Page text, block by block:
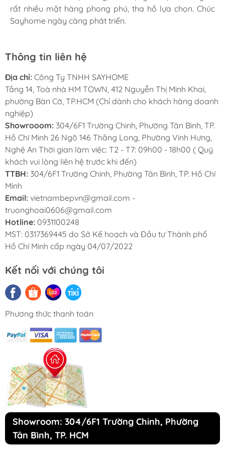
Khối lượng sấy khô 9 Kg
Công nghệ sấy cưỡng bức trực tiếp hiện đại -
Lồng sấy inox, thân sơn tĩnh điện màu đen
Chức năng diệt khuẩn an toàn UVC_TD
Motor Pump và máy nén Compressor motor
kiểu PSC hoạt động đảo chiều, không sử
dụng chổi than EcoSilence Drive giúp máy
sấy hoạt động với đồ ồn thấp và bền bỉ - tiết
kiệm năng lượng
Hệ thống cảm biến sấy an toàn Sensor Drying
Đảo chiều lồng quay lúc sấy giúp sấy đồ khô
nhanh hơn, hiệu quả hơn (Two Way
Tumbling)
Điều khiển điện tử (Control system
Electronic)
Hệ thống phát hiện lỗi khi sử dụng (Failure
Detection System)
Khóa trẻ em an toàn (Child lock)
indicator)
Chức năng hẹn giờ lên đến 1-23h (Delay time
adjustment via button)
Điều chỉnh cường độ sấy (Drying level
adjustment via button)
Điều chỉnh chương trình sấy (Drying Target)
Điều chỉnh tốc độ sấy (Spin Speed Selection)
Màn hình hiện thị led màu sáng trắng
rất nhiều mặt hàng phong phú, tha hồ lựa chọn. Chúc
Sayhome ngày càng phát triển.
Thông tin liên hệ
Địa chỉ: Công Ty TNHH SAYHOME
Tầng 14, Toà nhà HM TOWN, 412 Nguyễn Thị Minh Khai,
phường Bàn Cờ, TP.HCM (Chỉ dành cho khách hàng doanh
nghiệp)
Showrooom: 304/6F1 Trường Chinh, Phường Tân Bình, TP.
Hồ Chí Minh 26 Ngõ 146 Thăng Long, Phường Vinh Hưng,
Nghệ An Thời gian làm việc: T2 - T7: 09h00 - 18h00 ( Quý
khách vui lòng liên hệ trước khi đến)
TTBH: 304/6F1 Trường Chinh, Phường Tân Bình, TP. Hồ Chí
Minh
Email: vietnambepvn@gmail.com -
truonghoai0606@gmail.com
Hotline: 0931100248
MST: 0317369445 do Sở Kế hoạch và Đầu tư Thành phố
Hồ Chí Minh cấp ngày 04/07/2022
Kết nối với chúng tôi
Phương thức thanh toán
Showroom: 304/6F1 Trường Chinh, Phường
Tân Bình, TP. HCM